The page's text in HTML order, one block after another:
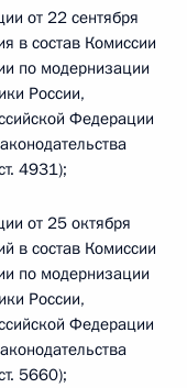
от 22 сентября
в состав Комиссии
по модернизации
России,
Федерации
4931);
от 25 октября
в состав Комиссии
по модернизации
России,
Федерации
5660);